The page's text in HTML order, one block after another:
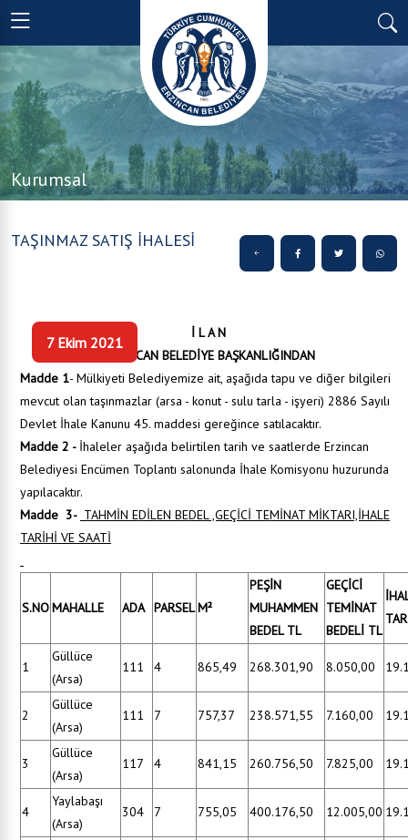
Kurumsal
TAŞINMAZ SATIŞ İHALESİ
7 Ekim 2021
İ L A N
ERZİNCAN BELEDİYE BAŞKANLIĞINDAN
Madde 1- Mülkiyeti Belediyemize ait, aşağıda tapu ve diğer bilgileri
mevcut olan taşınmazlar (arsa - konut - sulu tarla - işyeri) 2886 Sayılı
Devlet İhale Kanunu 45. maddesi gereğince satılacaktır.
Madde 2 - İhaleler aşağıda belirtilen tarih ve saatlerde Erzincan
Belediyesi Encümen Toplantı salonunda İhale Komisyonu huzurunda
yapılacaktır.
Madde 3- TAHMİN EDİLEN BEDEL ,GEÇİCİ TEMİNAT MİKTARI,İHALE
TARİHİ VE SAATİ
S.NOMAHALLE ADA PARSELM²
PEŞİN
MUHAMMEN
BEDEL TL
GEÇİCİ
TEMİNAT
BEDELİ TL
1
Güllüce
(Arsa)
111 4 865,49 268.301,90 8.050,00
2
Güllüce
(Arsa)
111 7 757,37 238.571,55 7.160,00
3
Güllüce
(Arsa)
117 4 841,15 260.756,50 7.825,00
4
Yaylabaşı
(Arsa)
304 7 755,05 400.176,50 12.005,00